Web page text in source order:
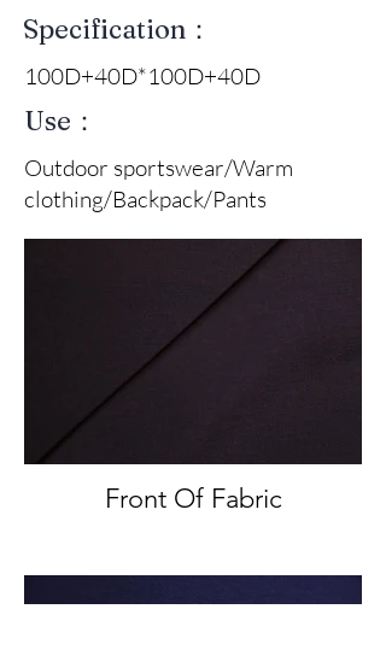
Specification：
100D+40D*100D+40D
Use：
Outdoor sportswear/Warm
clothing/Backpack/Pants
Front Of Fabric